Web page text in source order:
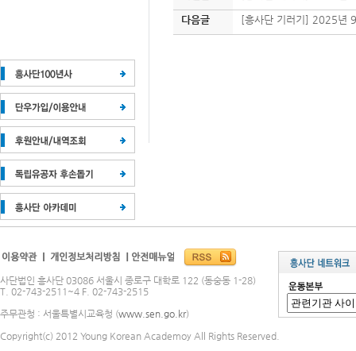
다음글 [흥사단 기러기] 2025년
사단법인 흥사단 03086 서울시 종로구 대학로 122 (동숭동 1-28)
T. 02-743-2511~4 F. 02-743-2515
주무관청 : 서울특별시교육청 (www.sen.go.kr)
Copyright(c) 2012 Young Korean Academoy All Rights Reserved.